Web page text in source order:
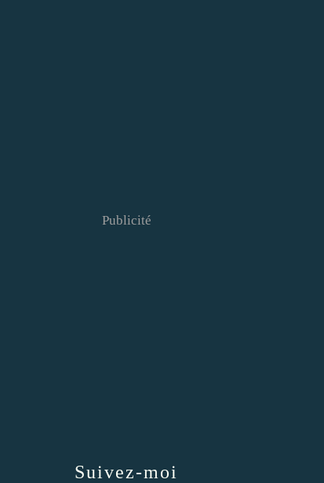
Suivez-moi
Publicité